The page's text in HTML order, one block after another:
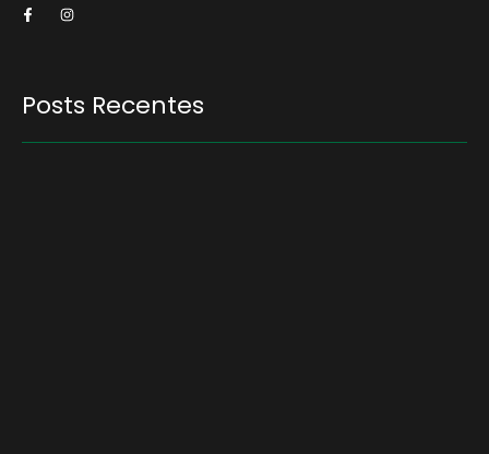
Posts Recentes